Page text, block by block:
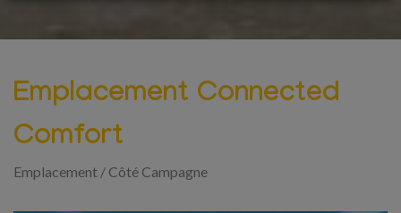
Emplacement Connected
Comfort
Emplacement / Côté Campagne